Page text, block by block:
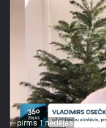
pirms 1 nedēļas